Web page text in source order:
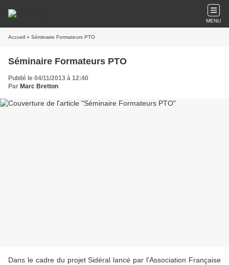
MENU
Accueil » Séminaire Formateurs PTO
Séminaire Formateurs PTO
Publié le 04/11/2013 à 12:40
Par Marc Bretton
Dans le cadre du projet Sidéral lancé par l'Association Française